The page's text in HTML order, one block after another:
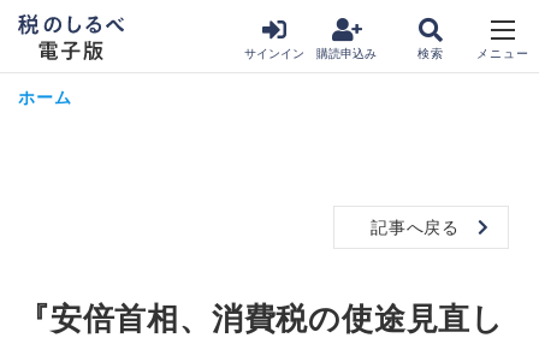
サインイン 購読申込み
ホーム
記事へ戻る
『安倍首相、消費税の使途見直し